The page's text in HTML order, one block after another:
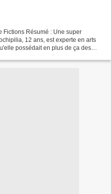
Fictions Résumé : Une super
12 ans, est experte en arts
possédait en plus de ça des